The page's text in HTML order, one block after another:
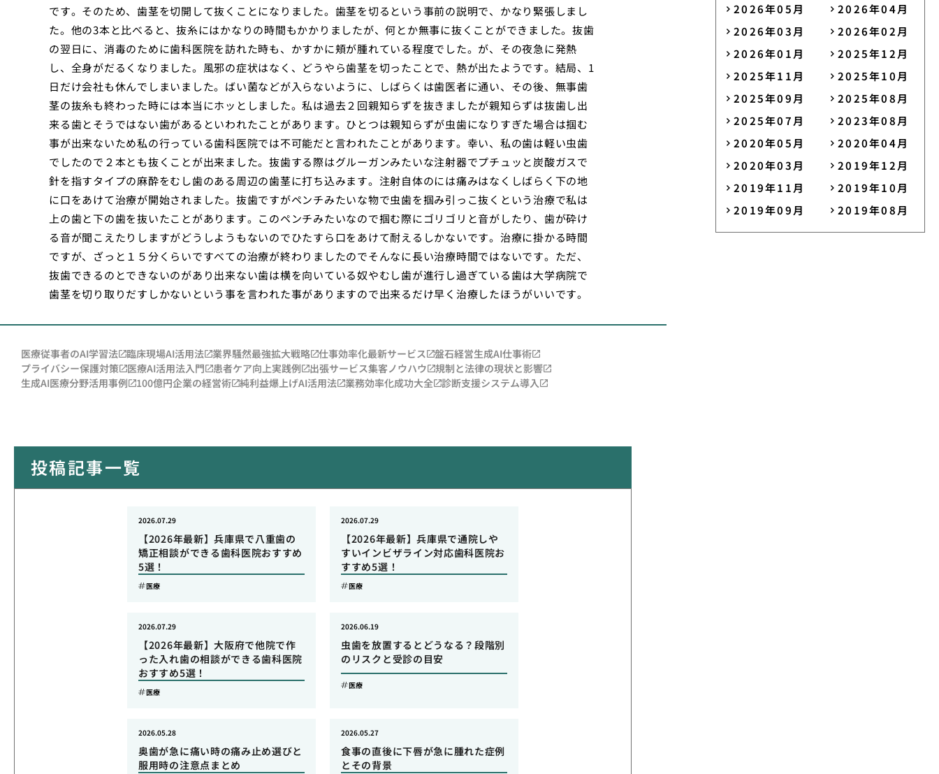
です。そのため、歯茎を切開して抜くことになりました。歯茎を切るという事前の説明で、かなり緊張しまし
た。他の3本と比べると、抜糸にはかなりの時間もかかりましたが、何とか無事に抜くことができました。抜歯
の翌日に、消毒のために歯科医院を訪れた時も、かすかに頬が腫れている程度でした。が、その夜急に発熱
し、全身がだるくなりました。風邪の症状はなく、どうやら歯茎を切ったことで、熱が出たようです。結局、1
日だけ会社も休んでしまいました。ばい菌などが入らないように、しばらくは歯医者に通い、その後、無事歯
茎の抜糸も終わった時には本当にホッとしました。私は過去２回親知らずを抜きましたが親知らずは抜歯し出
来る歯とそうではない歯があるといわれたことがあります。ひとつは親知らずが虫歯になりすぎた場合は掴む
事が出来ないため私の行っている歯科医院では不可能だと言われたことがあります。幸い、私の歯は軽い虫歯
でしたので２本とも抜くことが出来ました。抜歯する際はグルーガンみたいな注射器でプチュッと炭酸ガスで
針を指すタイプの麻酔をむし歯のある周辺の歯茎に打ち込みます。注射自体のには痛みはなくしばらく下の地
に口をあけて治療が開始されました。抜歯ですがペンチみたいな物で虫歯を掴み引っこ抜くという治療で私は
上の歯と下の歯を抜いたことがあります。このペンチみたいなので掴む際にゴリゴリと音がしたり、歯が砕け
る音が聞こえたりしますがどうしようもないのでひたすら口をあけて耐えるしかないです。治療に掛かる時間
ですが、ざっと１５分くらいですべての治療が終わりましたのでそんなに長い治療時間ではないです。ただ、
抜歯できるのとできないのがあり出来ない歯は横を向いている奴やむし歯が進行し過ぎている歯は大学病院で
歯茎を切り取りだすしかないという事を言われた事がありますので出来るだけ早く治療したほうがいいです。
医療従事者のAI学習法 臨床現場AI活用法 業界騒然最強拡大戦略 仕事効率化最新サービス
盤石経営生成AI仕事術
プライバシー保護対策
医療AI活用法入門 患者ケア向上実践例 出張サービス集客ノウハウ
規制と法律の現状と影響
生成AI医療分野活用事例
100億円企業の経営術 純利益爆上げAI活用法 業務効率化成功大全 診断支援システム導入
投稿記事一覧
【2026年最新】兵庫県で八重歯の
矯正相談ができる歯科医院おすすめ
5選！
2026.07.29
医療
【2026年最新】兵庫県で通院しや
すいインビザライン対応歯科医院お
すすめ5選！
2026.07.29
医療
【2026年最新】大阪府で他院で作
った入れ歯の相談ができる歯科医院
おすすめ5選！
2026.07.29
医療
虫歯を放置するとどうなる？段階別
のリスクと受診の目安
2026.06.19
医療
奥歯が急に痛い時の痛み止め選びと
服用時の注意点まとめ
2026.05.28
食事の直後に下唇が急に腫れた症例
とその背景
2026.05.27
2026年05月
2026年04月
2026年03月
2026年02月
2026年01月
2025年12月
2025年11月
2025年10月
2025年09月
2025年08月
2025年07月
2023年08月
2020年05月
2020年04月
2020年03月
2019年12月
2019年11月
2019年10月
2019年09月
2019年08月